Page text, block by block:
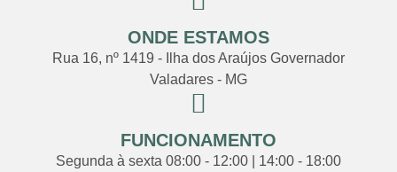
ONDE ESTAMOS
Rua 16, nº 1419 - Ilha dos Araújos Governador
Valadares - MG
FUNCIONAMENTO
Segunda à sexta 08:00 - 12:00 | 14:00 - 18:00